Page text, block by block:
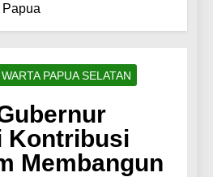
WARTA PAPUA SELATAN
Kontribusi
Membangun